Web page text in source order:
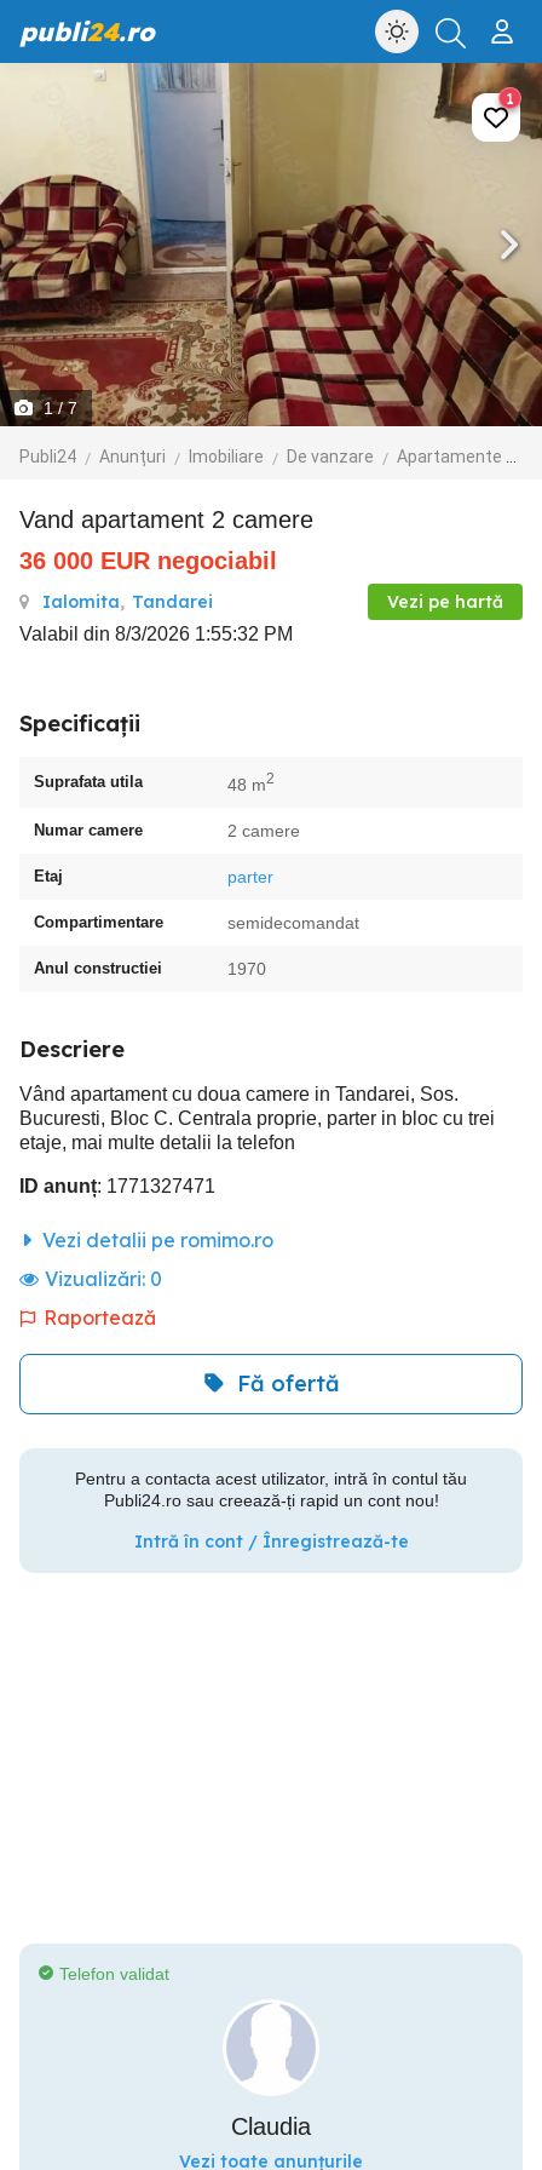
publi24.ro
1/ 7
Publi24 Anunțuri Imobiliare De vanzare Apartamente de vanzare
1
Vand apartament 2 camere
36 000 EUR negociabil
Ialomita, Tandarei Vezi pe hartă
Valabil din 8/3/2026 1:55:32 PM
Specificații
Suprafata utila 48 m2
Numar camere 2 camere
Etaj parter
Compartimentare semidecomandat
Anul constructiei 1970
Descriere
Vând apartament cu doua camere in Tandarei, Sos.
Bucuresti, Bloc C. Centrala proprie, parter in bloc cu trei
etaje, mai multe detalii la telefon
ID anunț: 1771327471
Vezi detalii pe romimo.ro
Vizualizări: 0
Raportează
Fă ofertă
Pentru a contacta acest utilizator, intră în contul tău
Publi24.ro sau creează-ți rapid un cont nou!
Intră în cont / Înregistrează-te
Telefon validat
Claudia
Vezi toate anunțurile